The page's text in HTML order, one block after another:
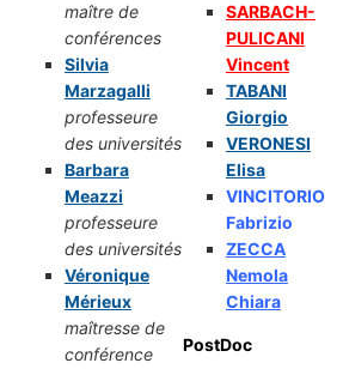
maître de
conférences
Silvia
Marzagalli
professeure
des universités
Barbara
Meazzi
professeure
des universités
Véronique
Mérieux
maîtresse de
conférence
SARBACH-
PULICANI
Vincent
TABANI
Giorgio
VERONESI
Elisa
VINCITORIO
Fabrizio
ZECCA
Nemola
Chiara
PostDoc